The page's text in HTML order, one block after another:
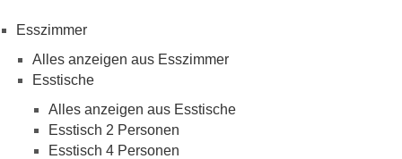
Esszimmer
Alles anzeigen aus Esszimmer
Esstische
Alles anzeigen aus Esstische
Esstisch 2 Personen
Esstisch 4 Personen